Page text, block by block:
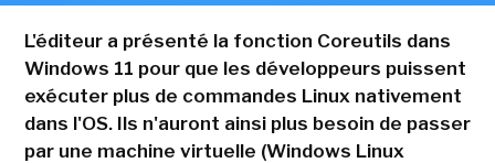
L'éditeur a présenté la fonction Coreutils dans
Windows 11 pour que les développeurs puissent
exécuter plus de commandes Linux nativement
dans l'OS. Ils n'auront ainsi plus besoin de passer
par une machine virtuelle (Windows Linux